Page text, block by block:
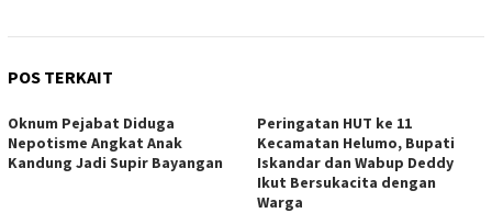
POS TERKAIT
Oknum Pejabat Diduga
Nepotisme Angkat Anak
Kandung Jadi Supir Bayangan
Peringatan HUT ke 11
Kecamatan Helumo, Bupati
Iskandar dan Wabup Deddy
Ikut Bersukacita dengan
Warga